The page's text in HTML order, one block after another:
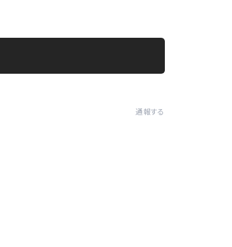
通報する